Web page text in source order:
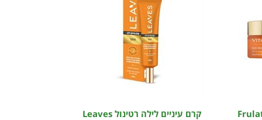
קרם עיניים לילה רטינול Leaves